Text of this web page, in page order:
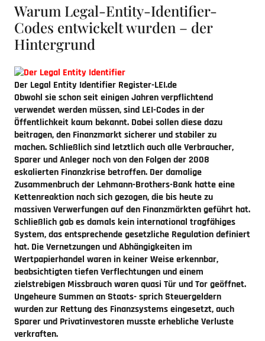
Warum Legal-Entity-Identifier-
Codes entwickelt wurden – der
Hintergrund
Der Legal Entity Identifier Register-LEI.de
Obwohl sie schon seit einigen Jahren verpflichtend
verwendet werden müssen, sind LEI-Codes in der
Öffentlichkeit kaum bekannt. Dabei sollen diese dazu
beitragen, den Finanzmarkt sicherer und stabiler zu
machen. Schließlich sind letztlich auch alle Verbraucher,
Sparer und Anleger noch von den Folgen der 2008
eskalierten Finanzkrise betroffen. Der damalige
Zusammenbruch der Lehmann-Brothers-Bank hatte eine
Kettenreaktion nach sich gezogen, die bis heute zu
massiven Verwerfungen auf den Finanzmärkten geführt hat.
Schließlich gab es damals kein international tragfähiges
System, das entsprechende gesetzliche Regulation definiert
hat. Die Vernetzungen und Abhängigkeiten im
Wertpapierhandel waren in keiner Weise erkennbar,
beabsichtigten tiefen Verflechtungen und einem
zielstrebigen Missbrauch waren quasi Tür und Tor geöffnet.
Ungeheure Summen an Staats- sprich Steuergeldern
wurden zur Rettung des Finanzsystems eingesetzt, auch
Sparer und Privatinvestoren musste erhebliche Verluste
verkraften.